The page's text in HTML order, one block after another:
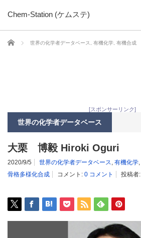
Chem-Station (ケムステ)
ホーム 世界の化学者データベース 有機化学 有機合成
[スポンサーリンク]
世界の化学者データベース
大栗 博毅 Hiroki Oguri
2020/9/5 世界の化学者データベース, 有機化学,
骨格多様化合成
コメント: 0 コメント 投稿者: